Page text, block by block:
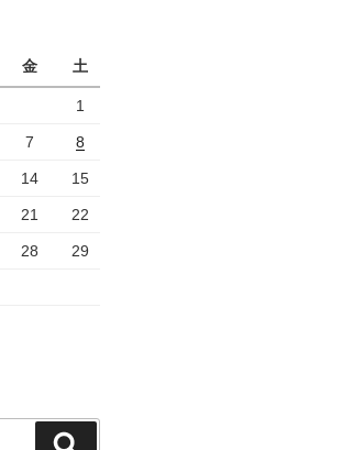
金 土
1
7 8
14 15
21 22
28 29